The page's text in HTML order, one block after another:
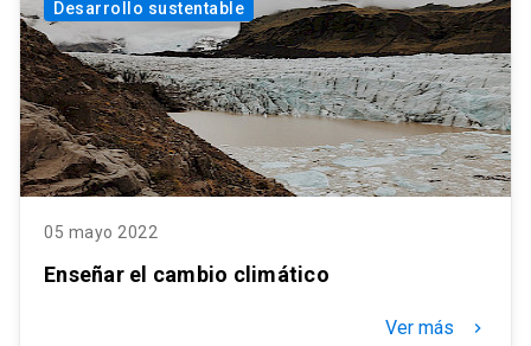
Desarrollo sustentable
05 mayo 2022
Enseñar el cambio climático
Ver más keyboard_arrow_right